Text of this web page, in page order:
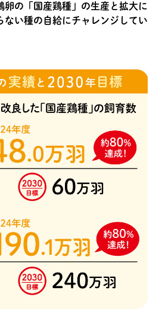
卵の「国産鶏種」の生産と拡大に
ない種の自給にチャレンジしてい